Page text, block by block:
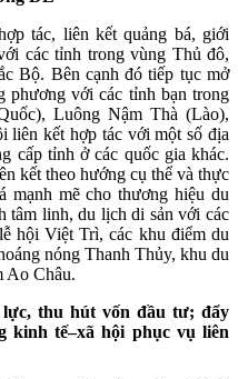
tác, liên kết quảng bá, giới
các tỉnh trong vùng Thủ đô,
Bộ. Bên cạnh đó tiếp tục mở
phương với các tỉnh bạn trong
Luông Nậm Thà (Lào),
liên kết hợp tác với một số địa
cấp tỉnh ở các quốc gia khác.
kết theo hướng cụ thể và thực
mạnh mẽ cho thương hiệu du
tâm linh, du lịch di sản với các
hội Việt Trì, các khu điểm du
nóng Thanh Thủy, khu du
Ao Châu.
thu hút vốn đầu tư; đẩy
kinh tế–xã hội phục vụ liên